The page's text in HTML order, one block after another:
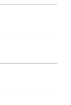
のご報告と